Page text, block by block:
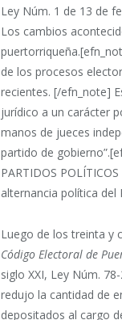
Ley Núm. 1 de 13 de
Los cambios
de los procesos
recientes. [/efn_note]
jurídico a un carácter
manos de jueces
partido de
PARTIDOS
alternancia política del
Luego de los treinta y
Código Electoral de
siglo XXI, Ley Núm.
redujo la cantidad de
depositados al cargo